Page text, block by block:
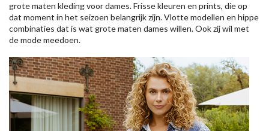
grote maten kleding voor dames. Frisse kleuren en prints, die op
dat moment in het seizoen belangrijk zijn. Vlotte modellen en hippe
combinaties dat is wat grote maten dames willen. Ook zij wil met
de mode meedoen.